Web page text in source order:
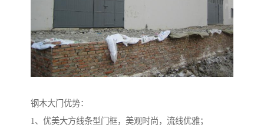
钢木大门优势：
1、优美大方线条型门框，美观时尚，流线优雅；